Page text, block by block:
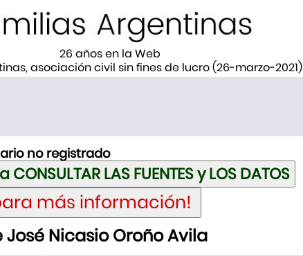
26 años en la Web
asociación civil sin fines de lucro (26-marzo-2021)
no registrado
Nicasio Oroño Avila